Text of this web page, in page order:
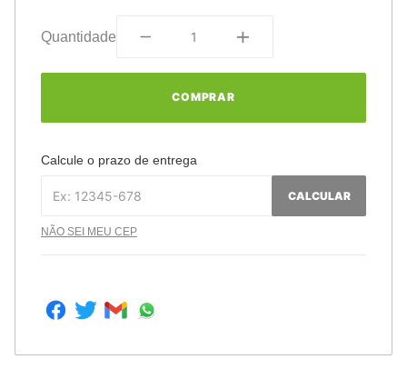
Quantidade
COMPRAR
Calcule o prazo de entrega
CALCULAR
NÃO SEI MEU CEP